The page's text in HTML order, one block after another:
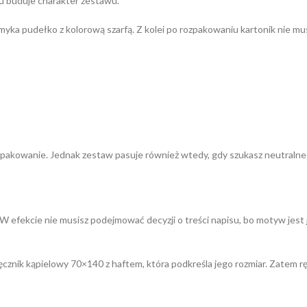
pudełko z kolorową szarfą. Z kolei po rozpakowaniu kartonik nie
Jednak zestaw pasuje również wtedy, gdy szukasz
efekcie nie musisz podejmować decyzji o treści napisu, bo motyw
kąpielowy 70×140 z haftem, która podkreśla jego rozmiar. Zatem